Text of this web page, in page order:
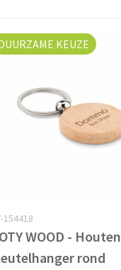
KEUZE
154418
WOOD - Houten
rond